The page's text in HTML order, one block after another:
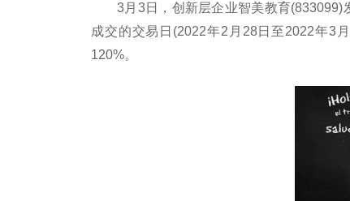
3月3日，创新层企业智美教育
成交的交易日(2022年2月28日至2022年3
120%。